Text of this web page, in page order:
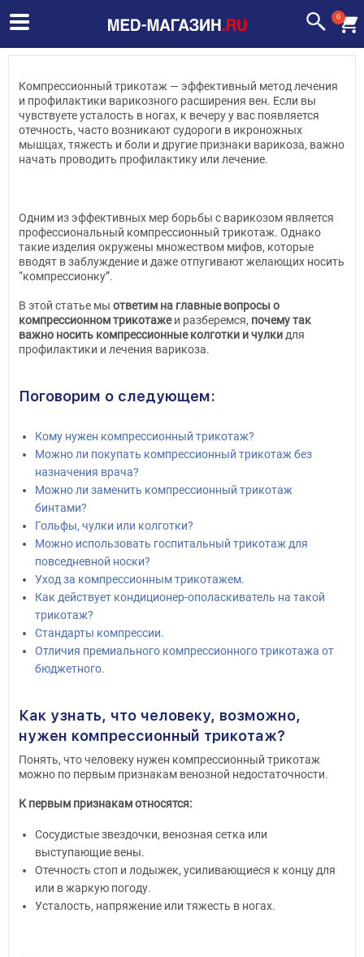
0
Компрессионный трикотаж — эффективный метод лечения
и профилактики варикозного расширения вен. Если вы
чувствуете усталость в ногах, к вечеру у вас появляется
отечность, часто возникают судороги в икроножных
мышцах, тяжесть и боли и другие признаки варикоза, важно
начать проводить профилактику или лечение.
Одним из эффективных мер борьбы с варикозом является
профессиональный компрессионный трикотаж. Однако
такие изделия окружены множеством мифов, которые
вводят в заблуждение и даже отпугивают желающих носить
“компрессионку”.
В этой статье мы ответим на главные вопросы о
компрессионном трикотажеи разберемся, почему так
важно носить компрессионные колготки и чулки для
профилактики и лечения варикоза.
Поговорим о следующем:
Кому нужен компрессионный трикотаж?
Можно ли покупать компрессионный трикотаж без
назначения врача?
Можно ли заменить компрессионный трикотаж
бинтами?
Гольфы, чулки или колготки?
Можно использовать госпитальный трикотаж для
повседневной носки?
Уход за компрессионным трикотажем.
Как действует кондиционер-ополаскиватель на такой
трикотаж?
Стандарты компрессии.
Отличия премиального компрессионного трикотажа от
бюджетного.
Как узнать, что человеку, возможно,
нужен компрессионный трикотаж?
Понять, что человеку нужен компрессионный трикотаж
можно по первым признакам венозной недостаточности.
К первым признакам относятся:
Сосудистые звездочки, венозная сетка или
выступающие вены.
Отечность стоп и лодыжек, усиливающиеся к концу для
или в жаркую погоду.
Усталость, напряжение или тяжесть в ногах.